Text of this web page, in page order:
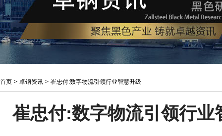
首页 > 卓钢资讯 > 崔忠付:数字物流引领行业智慧升级
崔忠付:数字物流引领行业